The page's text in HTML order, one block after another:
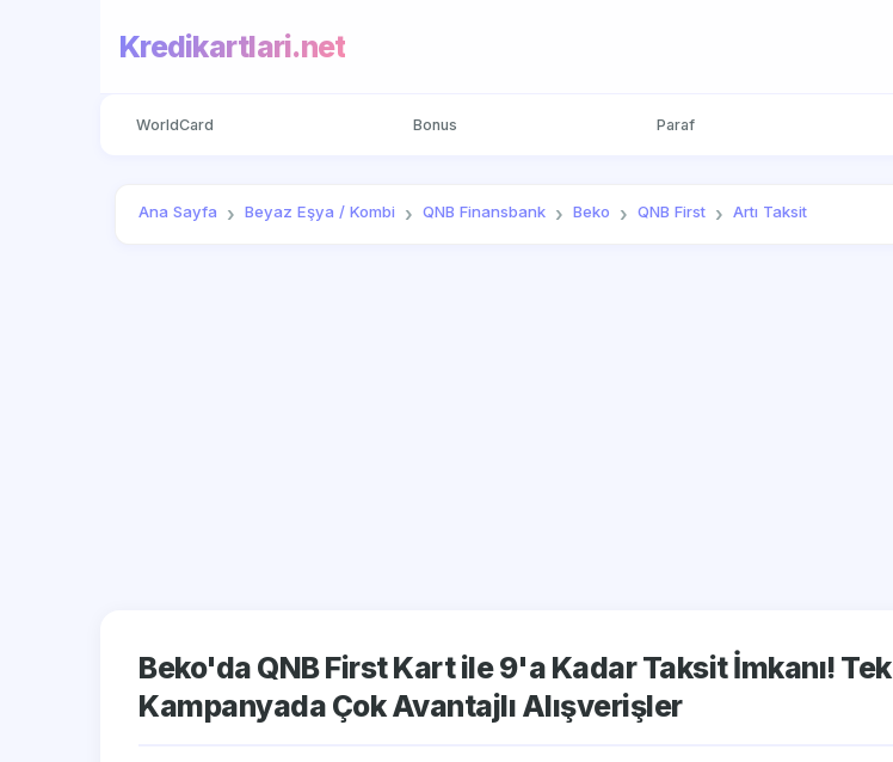
Kredikartlari.net
WorldCard Bonus Paraf
Ana Sayfa Beyaz Eşya / Kombi QNB Finansbank Beko QNB First Artı Taksit
Beko'da QNB First Kart ile 9'a Kadar Taksit İmkanı! Tek
Kampanyada Çok Avantajlı Alışverişler